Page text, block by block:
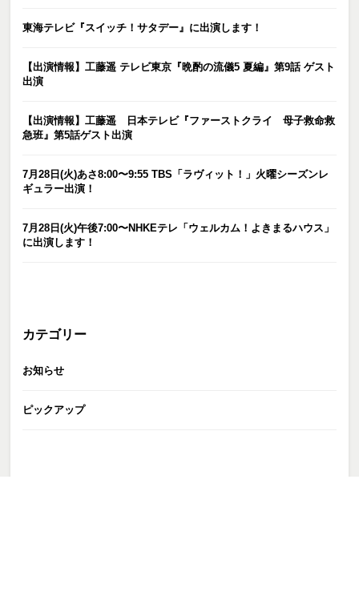
東海テレビ『スイッチ！サタデー』に出演します！
【出演情報】工藤遥 テレビ東京『晩酌の流儀5 夏編』第9話 ゲスト
出演
【出演情報】工藤遥 日本テレビ『ファーストクライ 母子救命救
急班』第5話ゲスト出演
7月28日(火)あさ8:00〜9:55 TBS「ラヴィット！」火曜シーズンレ
ギュラー出演！
7月28日(火)午後7:00〜NHKEテレ「ウェルカム！よきまるハウス」
に出演します！
カテゴリー
お知らせ
ピックアップ